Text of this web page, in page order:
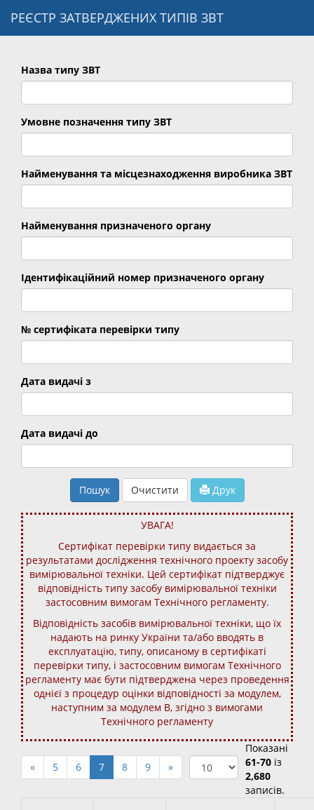
РЕЄСТР ЗАТВЕРДЖЕНИХ ТИПІВ ЗВТ
Назва типу ЗВТ
Умовне позначення типу ЗВТ
Найменування та місцезнаходження виробника ЗВТ
Найменування призначеного органу
Ідентифікаційний номер призначеного органу
№ сертифіката перевірки типу
Дата видачі з
Дата видачі до
Пошук Очистити Друк
УВАГА!
Сертифікат перевірки типу видається за
результатами дослідження технічного проекту засобу
вимірювальної техніки. Цей сертифікат підтверджує
відповідність типу засобу вимірювальної техніки
застосовним вимогам Технічного регламенту.
Відповідність засобів вимірювальної техніки, що їх
надають на ринку України та/або вводять в
експлуатацію, типу, описаному в сертифікаті
перевірки типу, і застосовним вимогам Технічного
регламенту має бути підтверджена через проведення
однієї з процедур оцінки відповідності за модулем,
наступним за модулем В, згідно з вимогами
Технічного регламенту
« 5 6 7 8 9 »
Показані
61-70 із
2,680
записів.